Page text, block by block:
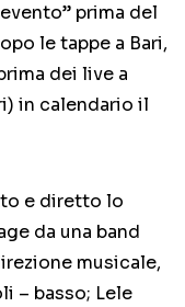
prima del
le tappe a Bari,
dei live a
in calendario il
e diretto lo
da una band
musicale,
– basso; Lele